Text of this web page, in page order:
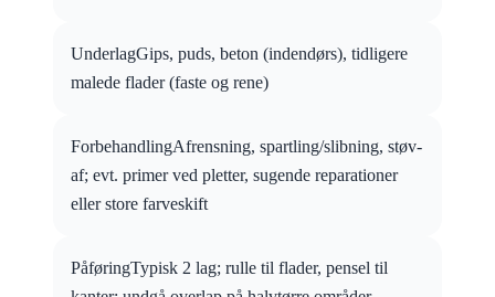
UnderlagGips, puds, beton (indendørs), tidligere
malede flader (faste og rene)
ForbehandlingAfrensning, spartling/slibning, støv-
af; evt. primer ved pletter, sugende reparationer
eller store farveskift
PåføringTypisk 2 lag; rulle til flader, pensel til